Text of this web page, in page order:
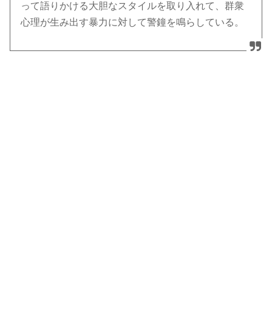
って語りかける大胆なスタイルを取り入れて、群衆
心理が生み出す暴力に対して警鐘を鳴らしている。